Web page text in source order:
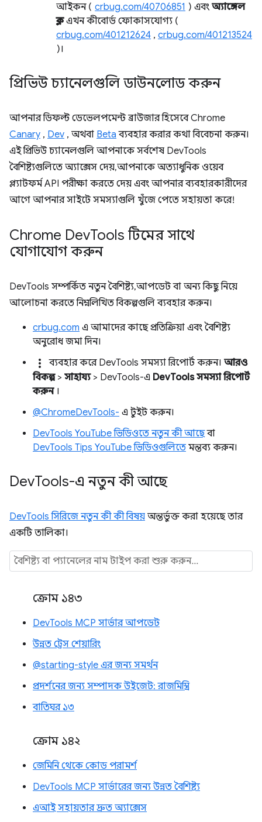
আইকন ( crbug.com/40706851 ) এবং অ্যাঙ্গেল
ক্লকএখন কীবোর্ড ফোকাসযোগ্য (
crbug.com/401212624 , crbug.com/401213524
)।
প্রিভিউ চ্যানেলগুলি ডাউনলোড করুন
আপনার ডিফল্ট ডেভেলপমেন্ট ব্রাউজার হিসেবে Chrome
Canary , Dev , অথবা Beta ব্যবহার করার কথা বিবেচনা করুন।
এই প্রিভিউ চ্যানেলগুলি আপনাকে সর্বশেষ DevTools
বৈশিষ্ট্যগুলিতে অ্যাক্সেস দেয়, আপনাকে অত্যাধুনিক ওয়েব
প্ল্যাটফর্ম API পরীক্ষা করতে দেয় এবং আপনার ব্যবহারকারীদের
আগে আপনার সাইটে সমস্যাগুলি খুঁজে পেতে সহায়তা করে!
Chrome DevTools টিমের সাথে
যোগাযোগ করুন
DevTools সম্পর্কিত নতুন বৈশিষ্ট্য, আপডেট বা অন্য কিছু নিয়ে
আলোচনা করতে নিম্নলিখিত বিকল্পগুলি ব্যবহার করুন।
crbug.com এ আমাদের কাছে প্রতিক্রিয়া এবং বৈশিষ্ট্য
অনুরোধ জমা দিন।
more_vert ব্যবহার করে DevTools সমস্যা রিপোর্ট করুন। আরও
বিকল্প> সাহায্য> DevTools-এ DevTools সমস্যা রিপোর্ট
করুন।
@ChromeDevTools- এ টুইট করুন।
DevTools YouTube ভিডিওতে নতুন কী আছেবা
DevTools Tips YouTube ভিডিওগুলিতে মন্তব্য করুন।
DevTools-এ নতুন কী আছে
DevTools সিরিজে নতুন কী কী বিষয় অন্তর্ভুক্ত করা হয়েছে তার
একটি তালিকা।
ক্রোম ১৪৩
DevTools MCP সার্ভার আপডেট
উন্নত ট্রেস শেয়ারিং
@starting-style এর জন্য সমর্থন
প্রদর্শনের জন্য সম্পাদক উইজেট: রাজমিস্ত্রি
বাতিঘর ১৩
ক্রোম ১৪২
জেমিনি থেকে কোড পরামর্শ
DevTools MCP সার্ভারের জন্য উন্নত বৈশিষ্ট্য
এআই সহায়তার দ্রুত অ্যাক্সেস